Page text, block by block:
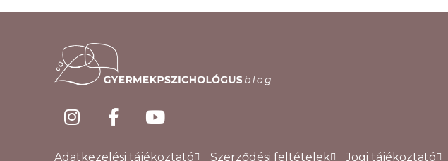
Adatkezelési tájékoztató Szerződési feltételek Jogi tájékoztató